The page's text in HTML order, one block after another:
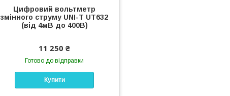
Цифровий вольтметр
змінного струму UNI-T UT632
(від 4мВ до 400В)
11 250 ₴
Готово до відправки
Купити